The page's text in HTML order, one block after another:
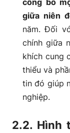
công bố
giữa niên
năm. Đối
chính giữa
khích cung
thiểu và
tin đó giúp
nghiệp.
2.2. Hình